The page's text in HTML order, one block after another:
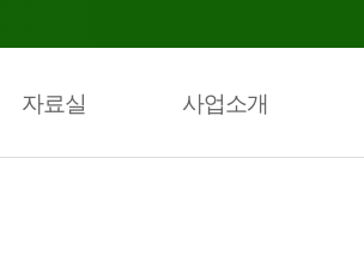
자료실 사업소개